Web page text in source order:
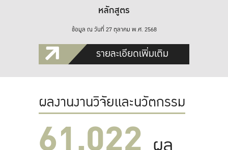
หลักสูตร
ข้อมูล ณ วันที่ 27 ตุลาคม พ.ศ. 2568
รายละเอียดเพิ่มเติม
ผลงานงานวิจัยและนวัตกรรม